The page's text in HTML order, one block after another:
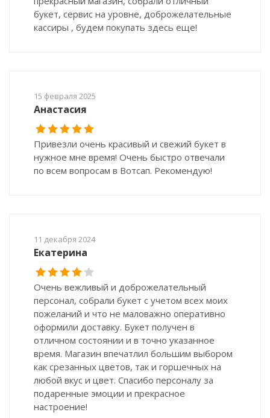
букет, сервис на уровне, доброжелательные
кассиры , будем покупать здесь еще!
15 февраля 2025
Анастасия
Привезли очень красивый и свежий букет в
нужное мне время! Очень быстро отвечали
по всем вопросам в Вотсап. Рекомендую!
11 декабря 2024
Екатерина
Очень вежливый и доброжелательный
персонал, собрали букет с учетом всех моих
пожеланий и что не маловажно оперативно
оформили доставку. Букет получен в
отличном состоянии и в точно указанное
время. Магазин впечатлил большим выбором
как срезанных цветов, так и горшечных на
любой вкус и цвет. Спасибо персоналу за
подаренные эмоции и прекрасное
настроение!